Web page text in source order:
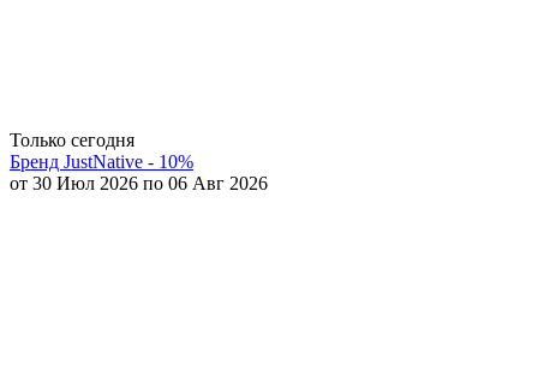
Только сегодня
Бренд JustNative - 10%
от 30 Июл 2026 по 06 Авг 2026